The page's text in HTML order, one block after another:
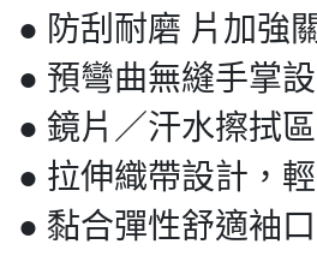
● 防刮耐磨 片加強
● 預彎曲無縫手掌
● 鏡片／汗水擦拭
● 拉伸織帶設計，
● 黏合彈性舒適袖口